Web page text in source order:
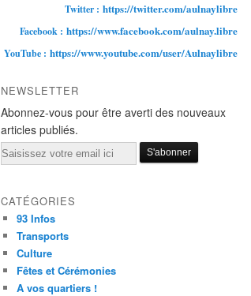
Twitter : https://twitter.com/aulnaylibre
Facebook : https://www.facebook.com/aulnay.libre
YouTube : https://www.youtube.com/user/Aulnaylibre
NEWSLETTER
Abonnez-vous pour être averti des nouveaux
articles publiés.
Email
CATÉGORIES
93 Infos
Transports
Culture
Fêtes et Cérémonies
A vos quartiers !